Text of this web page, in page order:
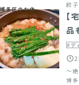
餃
博多区のお店
【
品
#デ
～
博